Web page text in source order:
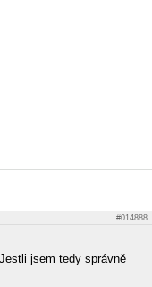
#014888
jsem tedy správně